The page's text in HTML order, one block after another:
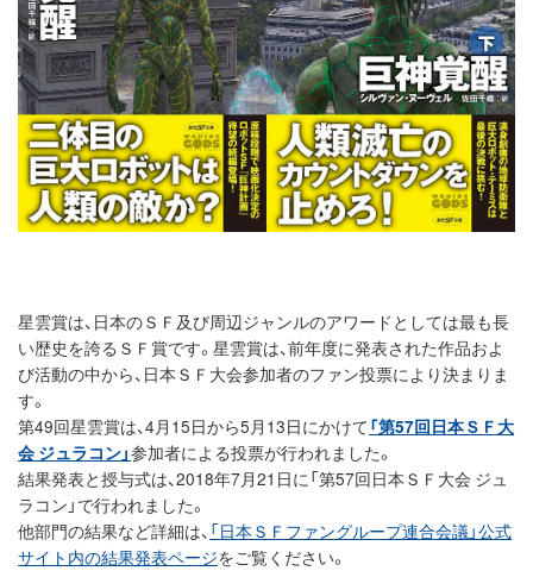
星雲賞は、日本のＳＦ及び周辺ジャンルのアワードとしては最も長
い歴史を誇るＳＦ賞です。星雲賞は、前年度に発表された作品およ
び活動の中から、日本ＳＦ大会参加者のファン投票により決まりま
す。
第49回星雲賞は、4月15日から5月13日にかけて「第57回日本ＳＦ大
会 ジュラコン」参加者による投票が行われました。
結果発表と授与式は、2018年7月21日に「第57回日本ＳＦ大会 ジュ
ラコン」で行われました。
他部門の結果など詳細は、 「日本ＳＦファングループ連合会議」公式
サイト内の結果発表ページをご覧ください。